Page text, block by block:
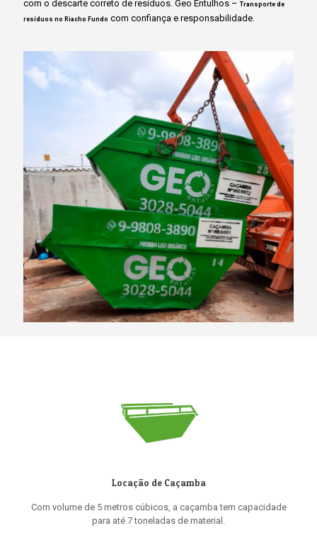
com o descarte correto de resíduos. Geo Entulhos – Transporte de
resíduos no Riacho Fundo com confiança e responsabilidade.
Locação de Caçamba
Com volume de 5 metros cúbicos, a caçamba tem capacidade
para até 7 toneladas de material.